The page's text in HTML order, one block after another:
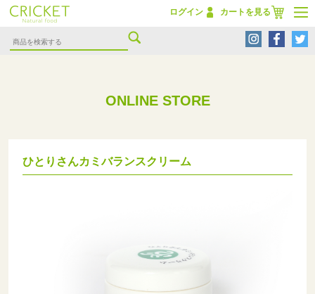
ログイン カートを見る
ONLINE STORE
ひとりさんカミバランスクリーム